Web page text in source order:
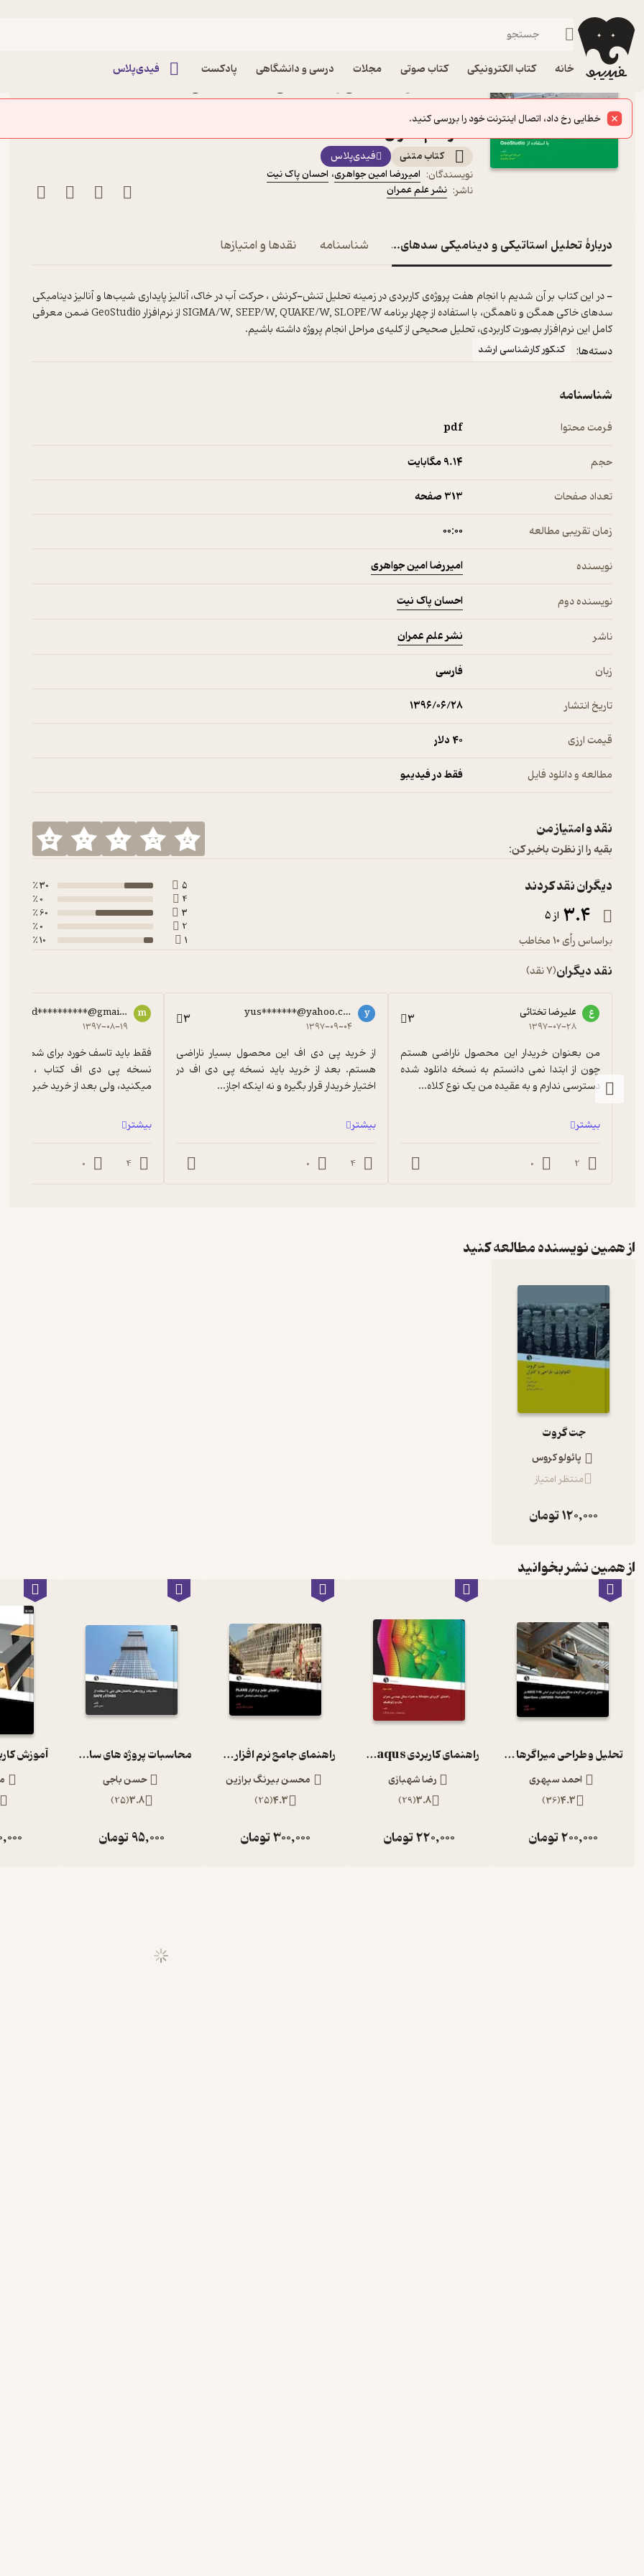
خانه کتاب الکترونیکی کتاب صوتی مجلات درسی و دانشگاهی پادکست فیدی‌پلاس
فیدیبو کتاب درسی، کتاب کمک درسی
نشر علم عمران
کتاب متنی
فیدی‌پلاس
نویسندگان: امیررضا امین جواهری، احسان پاک نیت
ناشر: نشر علم عمران
دربارۀ تحلیل استاتیکی و دینامیکی سدهای خاکی با استفاده از GeoStudio
شناسنامه نقدها و امتیازها
- در این کتاب بر آن شدیم با انجام هفت پروژه‌ی کاربردی در زمینه تحلیل تنش-کرنش ، حرکت آب در خاک، آنالیز پایداری شیب‌ها و آنالیز دینامیکی
سدهای خاکی همگن و ناهمگن، با استفاده از چهار برنامه SIGMA/W, SEEP/W, QUAKE/W, SLOPE/W از نرم‌افزار GeoStudio ضمن معرفی
کامل این نرم‌افزار بصورت کاربردی، تحلیل صحیحی از کلیه‌ی مراحل انجام پروژه داشته باشیم.
دسته‌ها: کنکور کارشناسی ارشد
شناسنامه
فرمت محتوا pdf
حجم 9.۱۴ مگابایت
تعداد صفحات 313 صفحه
زمان تقریبی مطالعه ۰۰:۰۰
نویسنده امیررضا امین جواهری
نویسنده دوم احسان پاک نیت
ناشر نشر علم عمران
زبان فارسی
تاریخ انتشار ۱۳۹۶/۰۶/۲۸
قیمت ارزی 40 دلار
مطالعه و دانلود فایل فقط در فیدیبو
نقد و امتیاز من
بقیه را از نظرت باخبر کن:
دیگران نقد کردند
3.4 از 5
براساس رأی 10 مخاطب
5
30 ٪
4
0 ٪
3
60 ٪
2
0 ٪
1
10 ٪
نقد دیگران(7 نقد)
ع علیرضا تختائی
۱۳۹۷-۰۷-۲۸ 3
دسترسی ندارم و به عقیده من یک نوع کلاه...
بیشتر
2
0
y
yus*******@yahoo.com
۱۳۹۷-۰۹-۰۴ 3
اختیار خریدار قرار بگیره و نه اینکه اجاز...
بیشتر
4
0
m
m.d**********@gmail.com
۱۳۹۷-۰۸-۱۹
میکنید، ولی بعد از خرید خبری از
بیشتر
4
0
از همین نویسنده مطالعه کنید
جت گروت
پائولو کروس
منتظر امتیاز
120,000تومان
از همین نشر بخوانید
تحلیل و طراحی میراگرها و جداگرهای لرزه ای براساسASCE7 10 در OpenSees
احمد سپهری
4.3
(
36
)
200,000تومان
راهنمای کاربردی Abaqus به همراه مسائل مهندسی عمران سازه و ژئوتکنیک
رضا شهبازی
3.8
(
29
)
220,000تومان
راهنمای جامع نرم افزار PLAXIS شامل پروژه های ژئوتکنیکی کاربردی
محسن بیرنگ برازین
4.3
(
25
)
300,000تومان
محاسبات پروژه های ساختمانی بتنی با استفاده از ETABS و SAFE
حسن باجی
3.8
(
25
)
95,000تومان